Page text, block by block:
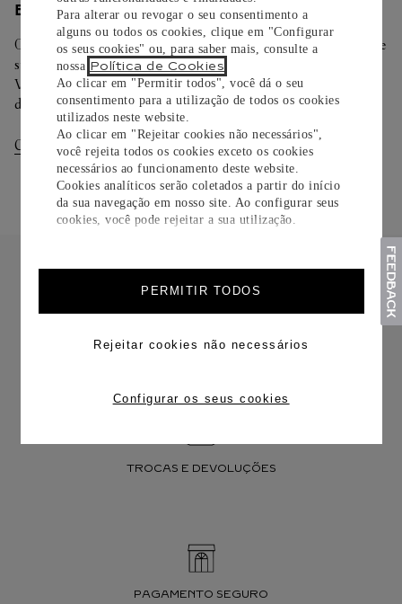
Para alterar ou revogar o seu consentimento a
alguns ou todos os cookies, clique em "Configurar
os seus cookies" ou, para saber mais, consulte a
nossa Política de Cookies
Ao clicar em "Permitir todos", você dá o seu
consentimento para a utilização de todos os cookies
utilizados neste website.
Ao clicar em "Rejeitar cookies não necessários",
você rejeita todos os cookies exceto os cookies
necessários ao funcionamento deste website.
Cookies analíticos serão coletados a partir do início
da sua navegação em nosso site. Ao configurar seus
cookies, você pode rejeitar a sua utilização.
PERMITIR TODOS
Rejeitar cookies não necessários
Configurar os seus cookies
ENTREGA/DEVOLUÇÃO
Oferecemos diferentes opções de entrega. Selecione o envio de
sua preferência na finalização de seu pedido.
Você pode trocar ou devolver sua criação Cartier em até 30
dias.
Consultar Entregas Consultar Devoluções
FRETE CORTESIA
TROCAS E DEVOLUÇÕES
PAGAMENTO SEGURO